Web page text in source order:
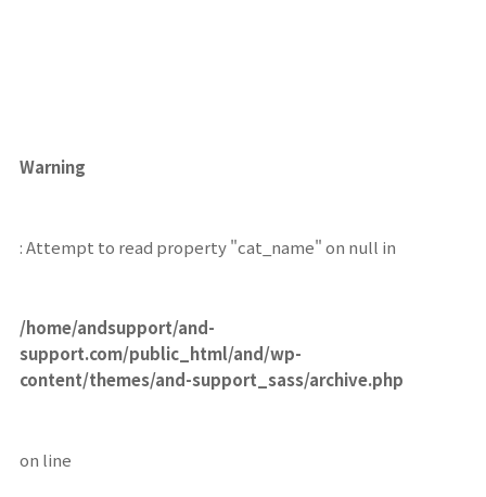
Warning
: Attempt to read property "cat_name" on null in
/home/andsupport/and-
support.com/public_html/and/wp-
content/themes/and-support_sass/archive.php
on line